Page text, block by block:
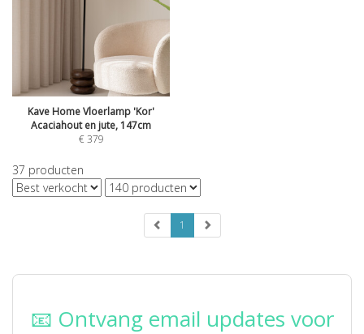
Kave Home Vloerlamp 'Kor'
Acaciahout en jute, 147cm
€379
37 producten
1
📧 Ontvang email updates voor